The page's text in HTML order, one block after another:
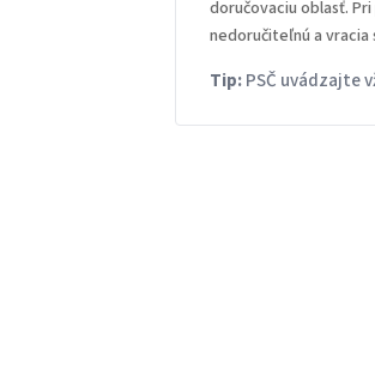
doručovaciu oblasť.
nedoručiteľnú a vracia
Tip:PSČ uvádzajte